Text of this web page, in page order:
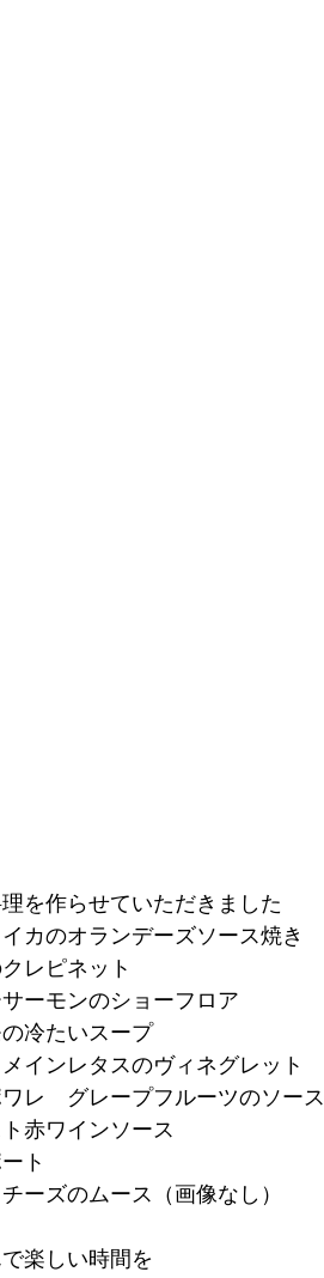
を作らせていただきました
カのオランデーズソース焼き
ネット
のショーフロア
冷たいスープ
インレタスのヴィネグレット
レ　グレープフルーツのソース
赤ワインソース
ト
ムース（画像なし）
楽しい時間を